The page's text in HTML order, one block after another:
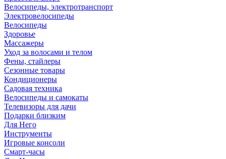
Велосипеды, электротранспорт
Электровелосипеды
Велосипеды
Здоровье
Массажеры
Уход за волосами и телом
Фены, стайлеры
Сезонные товары
Кондиционеры
Садовая техника
Велосипеды и самокаты
Телевизоры для дачи
Подарки близким
Для Него
Инструменты
Игровые консоли
Смарт-часы